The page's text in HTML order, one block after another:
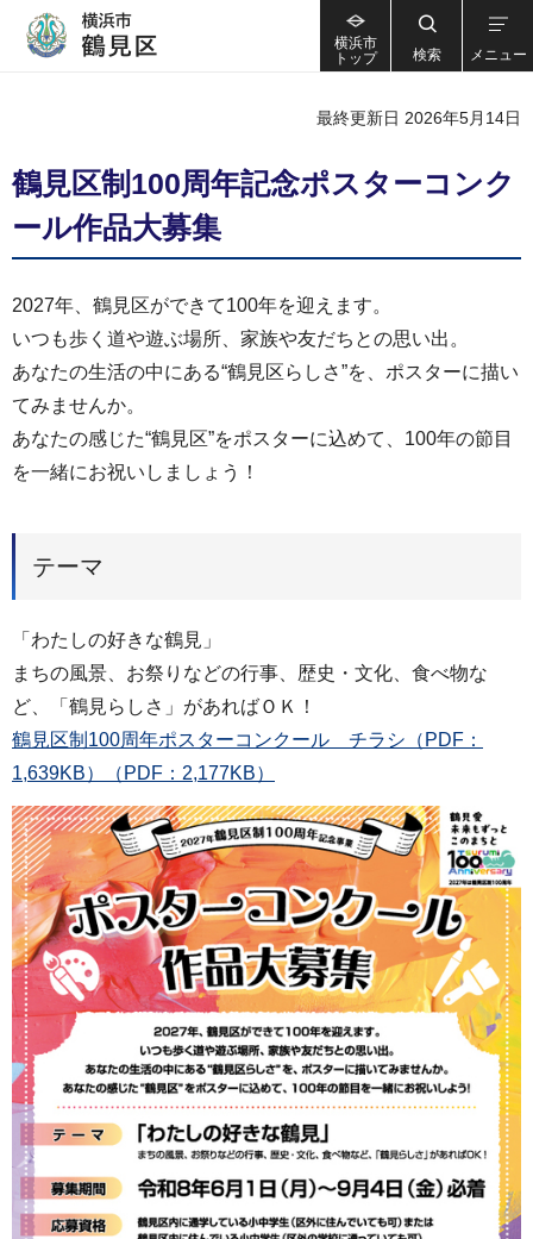
横浜市
トップ
検索 メニュー
最終更新日 2026年5月14日
鶴見区制100周年記念ポスターコンク
ール作品大募集
2027年、鶴見区ができて100年を迎えます。
いつも歩く道や遊ぶ場所、家族や友だちとの思い出。
あなたの生活の中にある“鶴見区らしさ”を、ポスターに描い
てみませんか。
あなたの感じた“鶴見区”をポスターに込めて、100年の節目
を一緒にお祝いしましょう！
テーマ
「わたしの好きな鶴見」
まちの風景、お祭りなどの行事、歴史・文化、食べ物な
ど、「鶴見らしさ」があればＯＫ！
鶴見区制100周年ポスターコンクール チラシ（PDF：
1,639KB）（PDF：2,177KB）